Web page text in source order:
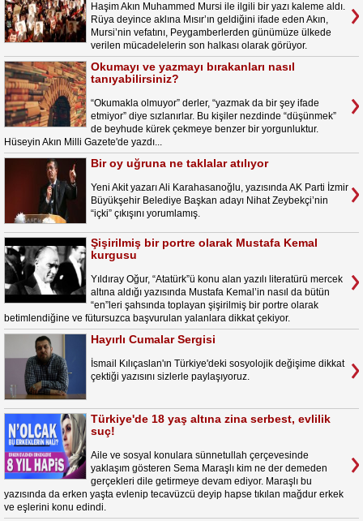
Haşim Akın Muhammed Mursi ile ilgili bir yazı kaleme aldı.
Rüya deyince aklına Mısır’ın geldiğini ifade eden Akın,
Mursi’nin vefatını, Peygamberlerden günümüze ülkede
verilen mücadelelerin son halkası olarak görüyor.
Okumayı ve yazmayı bırakanları nasıl
tanıyabilirsiniz?
“Okumakla olmuyor” derler, “yazmak da bir şey ifade
etmiyor” diye sızlanırlar. Bu kişiler nezdinde “düşünmek”
de beyhude kürek çekmeye benzer bir yorgunluktur.
Hüseyin Akın Milli Gazete'de yazdı...
Bir oy uğruna ne taklalar atılıyor
Yeni Akit yazarı Ali Karahasanoğlu, yazısında AK Parti İzmir
Büyükşehir Belediye Başkan adayı Nihat Zeybekçi’nin
“içki” çıkışını yorumlamış.
Şişirilmiş bir portre olarak Mustafa Kemal
kurgusu
Yıldıray Oğur, “Atatürk”ü konu alan yazılı literatürü mercek
altına aldığı yazısında Mustafa Kemal’in nasıl da bütün
“en”leri şahsında toplayan şişirilmiş bir portre olarak
betimlendiğine ve fütursuzca başvurulan yalanlara dikkat çekiyor.
Hayırlı Cumalar Sergisi
İsmail Kılıçaslan'ın Türkiye'deki sosyolojik değişime dikkat
çektiği yazısını sizlerle paylaşıyoruz.
Türkiye'de 18 yaş altına zina serbest, evlilik
suç!
Aile ve sosyal konulara sünnetullah çerçevesinde
yaklaşım gösteren Sema Maraşlı kim ne der demeden
gerçekleri dile getirmeye devam ediyor. Maraşlı bu
yazısında da erken yaşta evlenip tecavüzcü deyip hapse tıkılan mağdur erkek
ve eşlerini konu edindi.